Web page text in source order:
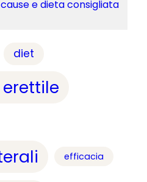
e dieta consigliata
diet
efficacia